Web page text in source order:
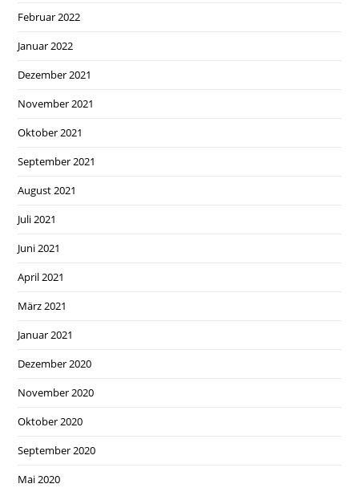
Februar 2022
Januar 2022
Dezember 2021
November 2021
Oktober 2021
September 2021
August 2021
Juli 2021
Juni 2021
April 2021
März 2021
Januar 2021
Dezember 2020
November 2020
Oktober 2020
September 2020
Mai 2020